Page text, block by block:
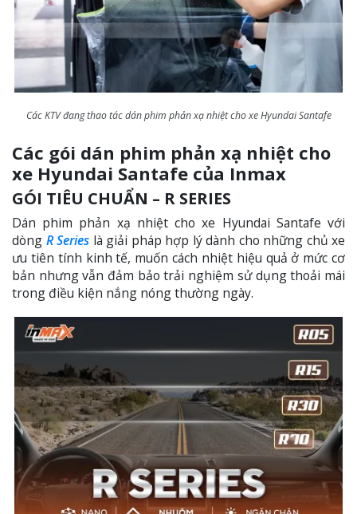
Các KTV đang thao tác dán phim phản xạ nhiệt cho xe Hyundai Santafe
Các gói dán phim phản xạ nhiệt cho
xe Hyundai Santafe của Inmax
GÓI TIÊU CHUẨN – R SERIES
Dán phim phản xạ nhiệt cho xe Hyundai Santafe với
dòng R Series là giải pháp hợp lý dành cho những chủ xe
ưu tiên tính kinh tế, muốn cách nhiệt hiệu quả ở mức cơ
bản nhưng vẫn đảm bảo trải nghiệm sử dụng thoải mái
trong điều kiện nắng nóng thường ngày.